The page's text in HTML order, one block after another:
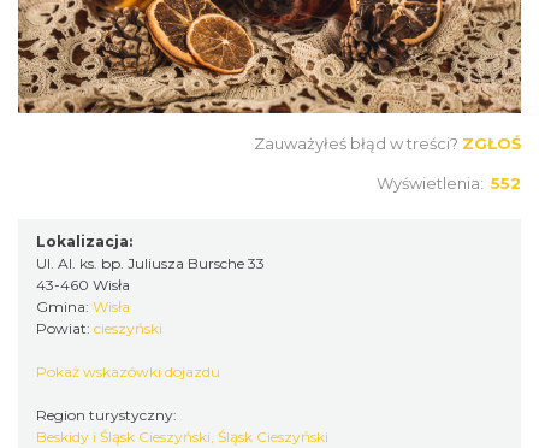
Zauważyłeś błąd w treści? ZGŁOŚ
Wyświetlenia: 552
Lokalizacja:
Ul. Al. ks. bp. Juliusza Bursche 33
43-460 Wisła
Gmina: Wisła
Powiat: cieszyński
Pokaż wskazówki dojazdu
Region turystyczny:
Beskidy i Śląsk Cieszyński, Śląsk Cieszyński